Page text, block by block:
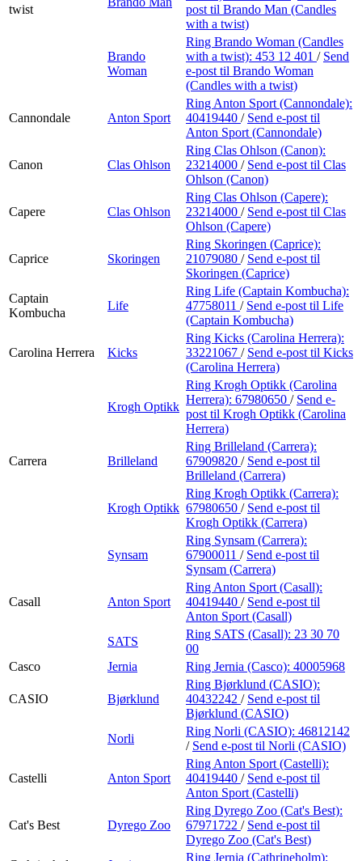
twist
post til Brando Man (Candles
with a twist)
Brando
Woman
Ring Brando Woman (Candles
with a twist): 453 12 401 / Send
e-post til Brando Woman
(Candles with a twist)
Cannondale Anton Sport
Ring Anton Sport (Cannondale):
40419440 / Send e-post til
Anton Sport (Cannondale)
Canon Clas Ohlson
Ring Clas Ohlson (Canon):
23214000 / Send e-post til Clas
Ohlson (Canon)
Capere Clas Ohlson
Ring Clas Ohlson (Capere):
23214000 / Send e-post til Clas
Ohlson (Capere)
Caprice Skoringen
Ring Skoringen (Caprice):
21079080 / Send e-post til
Skoringen (Caprice)
Captain
Kombucha
Life
Ring Life (Captain Kombucha):
47758011 / Send e-post til Life
(Captain Kombucha)
Carolina Herrera Kicks
Ring Kicks (Carolina Herrera):
33221067 / Send e-post til Kicks
(Carolina Herrera)
Krogh Optikk
Ring Krogh Optikk (Carolina
Herrera): 67980650 / Send e-
post til Krogh Optikk (Carolina
Herrera)
Carrera Brilleland
Ring Brilleland (Carrera):
67909820 / Send e-post til
Brilleland (Carrera)
Krogh Optikk
Ring Krogh Optikk (Carrera):
67980650 / Send e-post til
Krogh Optikk (Carrera)
Synsam
Ring Synsam (Carrera):
67900011 / Send e-post til
Synsam (Carrera)
Casall Anton Sport
Ring Anton Sport (Casall):
40419440 / Send e-post til
Anton Sport (Casall)
SATS
Ring SATS (Casall): 23 30 70
00
Casco
Jernia Ring Jernia (Casco): 40005968
CASIO Bjørklund
Ring Bjørklund (CASIO):
40432242 / Send e-post til
Bjørklund (CASIO)
Norli
Ring Norli (CASIO): 46812142
/ Send e-post til Norli (CASIO)
Castelli Anton Sport
Ring Anton Sport (Castelli):
40419440 / Send e-post til
Anton Sport (Castelli)
Cat's Best Dyrego Zoo
Ring Dyrego Zoo (Cat's Best):
67971722 / Send e-post til
Dyrego Zoo (Cat's Best)
Ring Jernia (Cathrineholm):